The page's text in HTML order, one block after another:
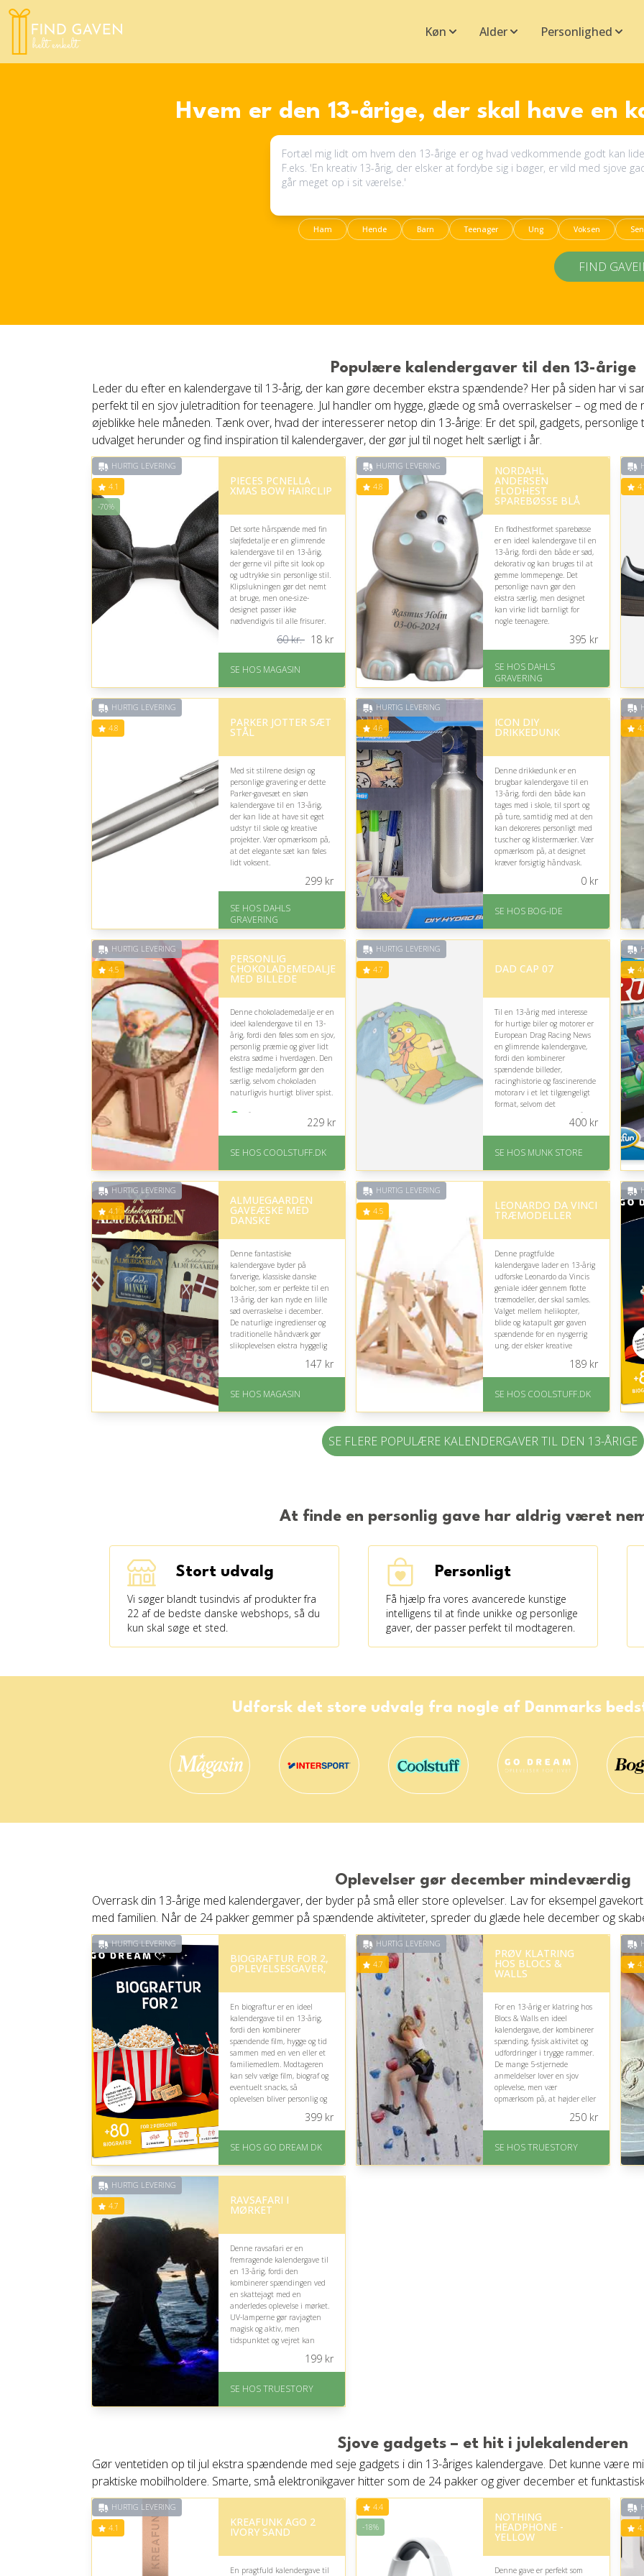
Køn Alder Personlighed
Hvem er den 13-årige, der skal have en
Ham Hende Barn Teenager Ung Voksen
FIND
Populære kalendergaver til den 13-årige
Leder du efter en kalendergave til 13-årig, der kan gøre december ekstra spændende? Her på siden har vi
perfekt til en sjov juletradition for teenagere. Jul handler om hygge, glæde og små overraskelser – og med
øjeblikke hele måneden. Tænk over, hvad der interesserer netop din 13-årige: Er det spil, gadgets, personlige
udvalget herunder og find inspiration til kalendergaver, der gør jul til noget helt særligt i år.
HURTIG LEVERING
4.1
-70%
PIECES PCNELLA
XMAS BOW HAIRCLIP
Det sorte hårspænde med fin
sløjfedetalje er en glimrende
kalendergave til en 13-årig,
der gerne vil pifte sit look op
og udtrykke sin personlige stil.
Klipslukningen gør det nemt
at bruge, men one-size-
designet passer ikke
nødvendigvis til alle frisurer.
God Trustpilot rating på
60 kr. 18kr
SE HOS MAGASIN
HURTIG LEVERING
4.8
NORDAHL
ANDERSEN
FLODHEST
SPAREBØSSE BLÅ
En flodhestformet sparebøsse
er en ideel kalendergave til en
13-årig, fordi den både er sød,
dekorativ og kan bruges til at
gemme lommepenge. Det
personlige navn gør den
ekstra særlig, men designet
kan virke lidt barnligt for
nogle teenagere.
Fremragende Trustpilot
rating på 4.8 ud af 5
395 kr
SE HOS DAHLS
GRAVERING
HURTIG LEVERING
4.8 PARKER JOTTER SÆT
STÅL
Med sit stilrene design og
personlige gravering er dette
Parker-gavesæt en skøn
kalendergave til en 13-årig,
der kan lide at have sit eget
udstyr til skole og kreative
projekter. Vær opmærksom på,
at det elegante sæt kan føles
lidt voksent.
Fremragende Trustpilot
rating på 4.8 ud af 5
299kr
SE HOS DAHLS
GRAVERING
HURTIG LEVERING
4.6 ICON DIY
DRIKKEDUNK
Denne drikkedunk er en
brugbar kalendergave til en
13-årig, fordi den både kan
tages med i skole, til sport og
på ture, samtidig med at den
kan dekoreres personligt med
tuscher og klistermærker. Vær
opmærksom på, at designet
kræver forsigtig håndvask.
forventet leveringstid
0kr
SE HOS BOG-IDE
HURTIG LEVERING
4.5
PERSONLIG
CHOKOLADEMEDALJE
MED BILLEDE
Denne chokolademedalje er en
ideel kalendergave til en 13-
årig, fordi den føles som en sjov,
personlig præmie og giver lidt
ekstra sødme i hverdagen. Den
festlige medaljeform gør den
særlig, selvom chokoladen
naturligvis hurtigt bliver spist.
På lager
Fremragende Trustpilot
229kr
SE HOS COOLSTUFF.DK
HURTIG LEVERING
4.7 DAD CAP 07
Til en 13-årig med interesse
for hurtige biler og motorer er
European Drag Racing News
en glimrende kalendergave,
fordi den kombinerer
spændende billeder,
racinghistorie og fascinerende
motorarv i et let tilgængeligt
format, selvom det
koncentrerede indhold måske
kræver lidt nysgerrighed.
På lager
400kr
SE HOS MUNK STORE
HURTIG LEVERING
4.1
ALMUEGAARDEN
GAVEÆSKE MED
DANSKE
Denne fantastiske
kalendergave byder på
farverige, klassiske danske
bolcher, som er perfekte til en
13-årig, der kan nyde en lille
sød overraskelse i december.
De naturlige ingredienser og
traditionelle håndværk gør
slikoplevelsen ekstra hyggelig
På lager
Levering: 1-3 dage
147 kr
SE HOS MAGASIN
HURTIG LEVERING
4.5 LEONARDO DA VINCI
TRÆMODELLER
Denne pragtfulde
kalendergave lader en 13-årig
udforske Leonardo da Vincis
geniale idéer gennem flotte
træmodeller, der skal samles.
Valget mellem helikopter,
blide og katapult gør gaven
spændende for en nysgerrig
ung, der elsker kreative
På lager
Fremragende Trustpilot
rating på 4.5 ud af 5
189kr
SE HOS COOLSTUFF.DK
SE FLERE POPULÆRE KALENDERGAVER TIL DEN 13-ÅRIGE
At finde en personlig gave har aldrig været
Stort udvalg
Vi søger blandt tusindvis af produkter fra
22 af de bedste danske webshops, så du
kun skal søge et sted.
Personligt
Få hjælp fra vores avancerede kunstige
intelligens til at finde unikke og personlige
gaver, der passer perfekt til modtageren.
Udforsk det store udvalg fra nogle af Danmarks
Oplevelser gør december mindeværdig
Overrask din 13-årige med kalendergaver, der byder på små eller store oplevelser. Lav for eksempel
med familien. Når de 24 pakker gemmer på spændende aktiviteter, spreder du glæde hele december og
HURTIG LEVERING
BIOGRAFTUR FOR 2,
OPLEVELSESGAVER,
En biograftur er en ideel
kalendergave til en 13-årig,
fordi den kombinerer
spændende film, hygge og tid
sammen med en ven eller et
familiemedlem. Modtageren
kan selv vælge film, biograf og
eventuelt snacks, så
oplevelsen bliver personlig og
På lager
Levering: E-gavekort kan
399kr
SE HOS GO DREAM DK
HURTIG LEVERING
4.7
PRØV KLATRING
HOS BLOCS &
WALLS
For en 13-årig er klatring hos
Blocs & Walls en ideel
kalendergave, der kombinerer
spænding, fysisk aktivitet og
udfordringer i trygge rammer.
De mange 5-stjernede
anmeldelser lover en sjov
oplevelse, men vær
opmærksom på, at højder eller
kan føles grænseoverskridende.
På lager
250kr
SE HOS TRUESTORY
HURTIG LEVERING
4.7 RAVSAFARI I
MØRKET
Denne ravsafari er en
fremragende kalendergave til
en 13-årig, fordi den
kombinerer spændingen ved
en skattejagt med en
anderledes oplevelse i mørket.
UV-lamperne gør ravjagten
magisk og aktiv, men
tidspunktet og vejret kan
På lager
Levering: 1-2 dages
199kr
SE HOS TRUESTORY
Sjove gadgets – et hit i julekalenderen
Gør ventetiden op til jul ekstra spændende med seje gadgets i din 13-åriges kalendergave. Det kunne være
praktiske mobilholdere. Smarte, små elektronikgaver hitter som de 24 pakker og giver december et
HURTIG LEVERING
4.1 KREAFUNK AGO 2
IVORY SAND
En pragtfuld kalendergave til
4.4
-18%
NOTHING
HEADPHONE -
YELLOW
Denne gave er perfekt som